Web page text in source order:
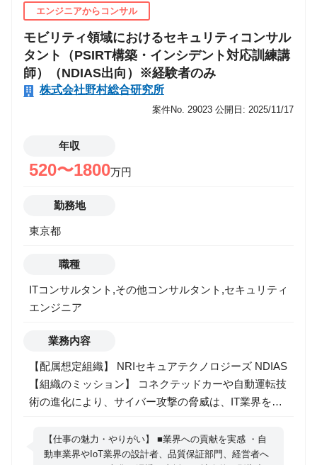
る。 ・技術獲得活動: 社内外の専門家やソリューショ
ン提供企業・大学・研究機関と連携し、必要な技術や
知見を獲得する。 ・PoC（概念実証）の実施: MVP・
プロトタイプの開発や顧客への提示・フィードバック
を繰り返し、事業化の可能性を評価する。 ・事業責任
部署との協働: 事業化の可否判断に資する情報を収
集・整理して事業企画を作成し、担当事業部との合意
つ、事業化活動を進める。 ・四半期ごとのR&Dテーマ
評価: 進捗を分析し、テーマの継続・中断・方針転換
程で得た知識・ノウハウを基にした講演、執筆等の情
報発信活動を実施する。 【携わるビジネス・サービ
をはじめとする、サイバーセキュリティ領域全般 ・既
向けた研究開発 ・サイバーセキュリティ上の脅威対
策、法規制対応における技術獲得活動 ・市場動向や顧
企画・開発 ※本職種は、NRIグループの一員である
NRIセキュアテクノロジーズに出向していただく形に
なりますが、野村総合研究所と同じ待遇となります。
エンジニアからコンサル
モビリティ領域におけるセキュリティコンサル
タント（PSIRT構築・インシデント対応訓練講
師）（NDIAS出向）※経験者のみ
株式会社野村総合研究所
案件No. 29023 公開日: 2025/11/17
年収
520〜1800万円
勤務地
東京都
職種
ITコンサルタント,その他コンサルタント,セキュリティ
エンジニア
業務内容
【配属想定組織】 NRIセキュアテクノロジーズ NDIAS
【組織のミッション】 コネクテッドカーや自動運転技
術の進化により、サイバー攻撃の脅威は、IT業界を超
は、モビリティ業界におけるセキュリティの重要性が
高まる中、 日本の自動車業界をリードし、世界に通用
【仕事の魅力・やりがい】 ■業界への貢献を実感 ・自
動車業界やIoT業界の設計者、品質保証部門、経営者へ